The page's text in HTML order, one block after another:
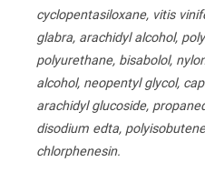
cyclopentasiloxane, vitis
glabra, arachidyl alcohol,
polyurethane, bisabolol,
alcohol, neopentyl glycol,
arachidyl glucoside,
disodium edta,
chlorphenesin.